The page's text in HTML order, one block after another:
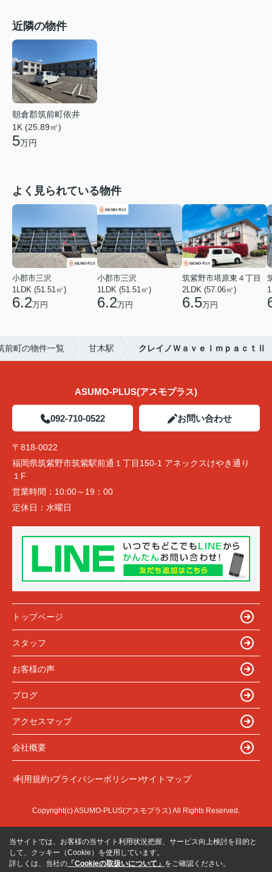
近隣の物件
朝倉郡筑前町依井
1K (25.89㎡)
5万円
よく見られている物件
小郡市三沢
1LDK (51.51㎡)
6.2万円
小郡市三沢
1LDK (51.51㎡)
6.2万円
筑紫野市塔原東４丁目
2LDK (57.06㎡)
6.5万円
前町の物件一覧 甘木駅 クレイノＷａｖｅＩｍｐａｃｔⅡ
ASUMO-PLUS(アスモプラス)
092-710-0522 お問い合わせ
〒818-0022
福岡県筑紫野市筑紫駅前通１丁目150-1 アネックスけやき通り
１F
営業時間： 10:00～19：00
定休日： 水曜日
トップページ
スタッフ
お客様の声
ブログ
アクセスマップ
会社概要
利用規約 プライバシーポリシー サイトマップ
Copyright(c) ASUMO-PLUS(アスモプラス) All Rights Reserved.
当サイトでは、お客様の当サイト利用状況把握、サービス向上検討を目的と
して、クッキー（Cookie）を使用しています。
詳しくは、当社の 「Cookieの取扱いについて」 をご確認ください。